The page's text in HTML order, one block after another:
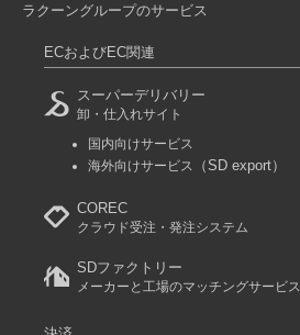
ラクーングループのサービス
ECおよびEC関連
スーパーデリバリー
卸・仕入れサイト
国内向けサービス
海外向けサービス
（SD export）
COREC
クラウド受注・発注システム
SDファクトリー
メーカーと工場のマッチングサービス